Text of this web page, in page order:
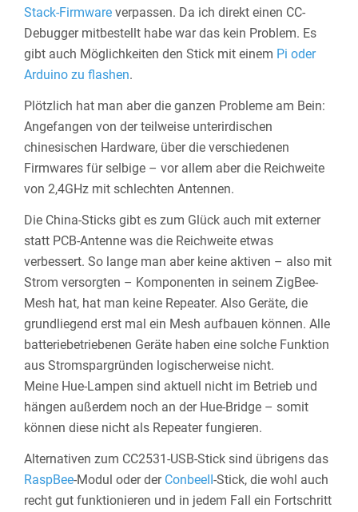
Stack-Firmware verpassen. Da ich direkt einen CC-
Debugger mitbestellt habe war das kein Problem. Es
gibt auch Möglichkeiten den Stick mit einem Pi oder
Arduino zu flashen.
Plötzlich hat man aber die ganzen Probleme am Bein:
Angefangen von der teilweise unterirdischen
chinesischen Hardware, über die verschiedenen
Firmwares für selbige – vor allem aber die Reichweite
von 2,4GHz mit schlechten Antennen.
Die China-Sticks gibt es zum Glück auch mit externer
statt PCB-Antenne was die Reichweite etwas
verbessert. So lange man aber keine aktiven – also mit
Strom versorgten – Komponenten in seinem ZigBee-
Mesh hat, hat man keine Repeater. Also Geräte, die
grundliegend erst mal ein Mesh aufbauen können. Alle
batteriebetriebenen Geräte haben eine solche Funktion
aus Stromspargründen logischerweise nicht.
Meine Hue-Lampen sind aktuell nicht im Betrieb und
hängen außerdem noch an der Hue-Bridge – somit
können diese nicht als Repeater fungieren.
Alternativen zum CC2531-USB-Stick sind übrigens das
RaspBee-Modul oder der ConbeeII-Stick, die wohl auch
recht gut funktionieren und in jedem Fall ein Fortschritt